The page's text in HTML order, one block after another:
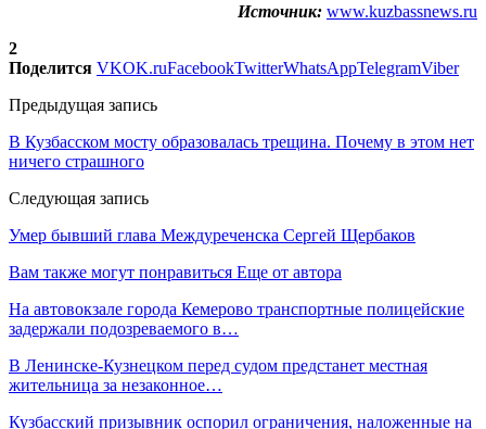
Источник: www.kuzbassnews.ru
2
Поделится VKOK.ruFacebookTwitterWhatsAppTelegramViber
Предыдущая запись
В Кузбасском мосту образовалась трещина. Почему в этом нет
ничего страшного
Следующая запись
Умер бывший глава Междуреченска Сергей Щербаков
Вам также могут понравиться Еще от автора
На автовокзале города Кемерово транспортные полицейские
задержали подозреваемого в…
В Ленинске-Кузнецком перед судом предстанет местная
жительница за незаконное…
Кузбасский призывник оспорил ограничения, наложенные на